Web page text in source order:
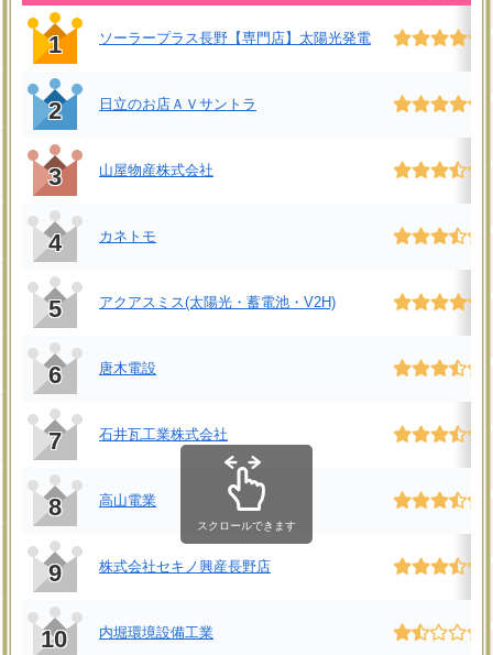
1 ソーラープラス長野【専門店】太陽光発電
2 日立のお店ＡＶサントラ
3 山屋物産株式会社
4 カネトモ
5 アクアスミス(太陽光・蓄電池・V2H)
6 唐木電設
7 石井瓦工業株式会社
8 高山電業
9 株式会社セキノ興産長野店
10 内堀環境設備工業
スクロールできます